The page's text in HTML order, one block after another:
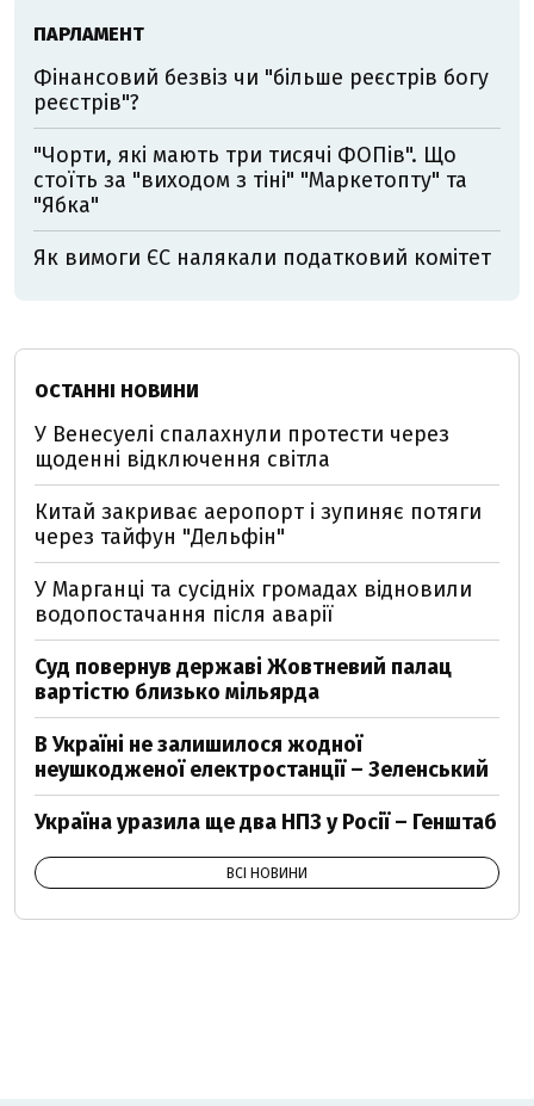
ПАРЛАМЕНТ
Фінансовий безвіз чи "більше реєстрів богу
реєстрів"?
"Чорти, які мають три тисячі ФОПів". Що
стоїть за "виходом з тіні" "Маркетопту" та
"Ябка"
Як вимоги ЄС налякали податковий комітет
ОСТАННІ НОВИНИ
У Венесуелі спалахнули протести через
щоденні відключення світла
Китай закриває аеропорт і зупиняє потяги
через тайфун "Дельфін"
У Марганці та сусідніх громадах відновили
водопостачання після аварії
Суд повернув державі Жовтневий палац
вартістю близько мільярда
В Україні не залишилося жодної
неушкодженої електростанції – Зеленський
Україна уразила ще два НПЗ у Росії – Генштаб
ВСІ НОВИНИ